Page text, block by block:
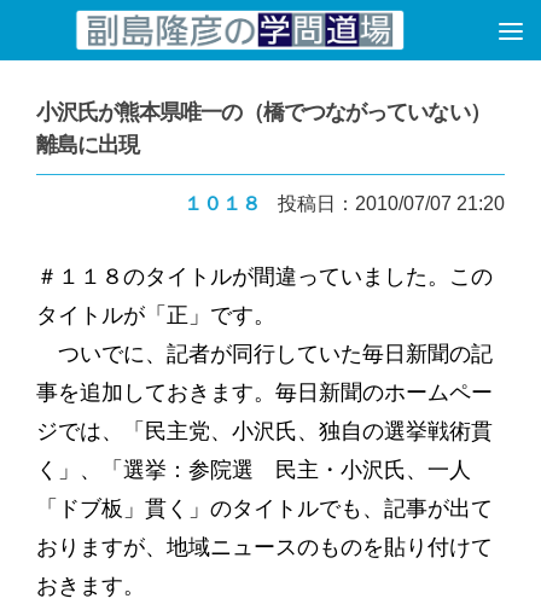
コンテンツへスキップ
小沢氏が熊本県唯一の（橋でつながっていない）
離島に出現
１０１８ 投稿日：2010/07/07 21:20
＃１１８のタイトルが間違っていました。この
タイトルが「正」です。
ついでに、記者が同行していた毎日新聞の記
事を追加しておきます。毎日新聞のホームペー
ジでは、「民主党、小沢氏、独自の選挙戦術貫
く」、「選挙：参院選 民主・小沢氏、一人
「ドブ板」貫く」のタイトルでも、記事が出て
おりますが、地域ニュースのものを貼り付けて
おきます。